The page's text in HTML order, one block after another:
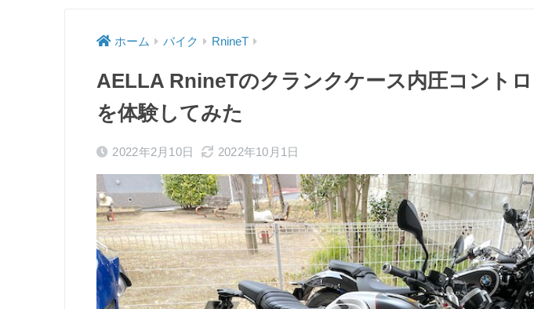
ホーム バイク RnineT
AELLA RnineTのクランクケース内圧コント
を体験してみた
2022年2月10日 2022年10月1日